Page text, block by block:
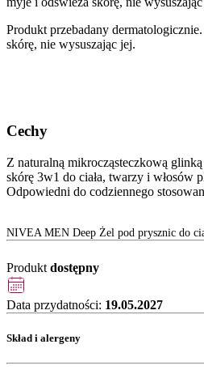
Produkt przebadany
skórę, nie wysuszając jej.
Cechy
Z naturalną mikrocząsteczkową
skórę 3w1 do ciała, twarzy i włosów
Odpowiedni do codziennego
NIVEA MEN Deep Żel pod prysznic do
Produkt dostępny
Data przydatności: 19.05.2027
Skład i alergeny